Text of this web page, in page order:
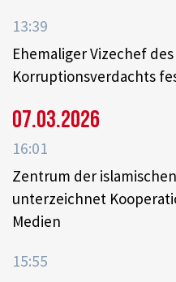
13:39
Ehemaliger Vizechef
Korruptionsverdachts
07.03.2026
16:01
Zentrum der
unterzeichnet
Medien
15:55